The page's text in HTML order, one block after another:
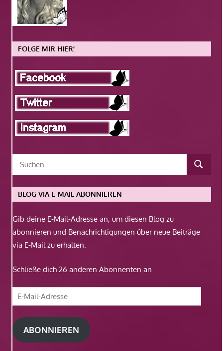
FOLGE MIR HIER!
BLOG VIA E-MAIL ABONNIEREN
Gib deine E-Mail-Adresse an, um diesen Blog zu
abonnieren und Benachrichtigungen über neue Beiträge
via E-Mail zu erhalten.
Schließe dich 26 anderen Abonnenten an
E-
Mail-
Adresse
ABONNIEREN